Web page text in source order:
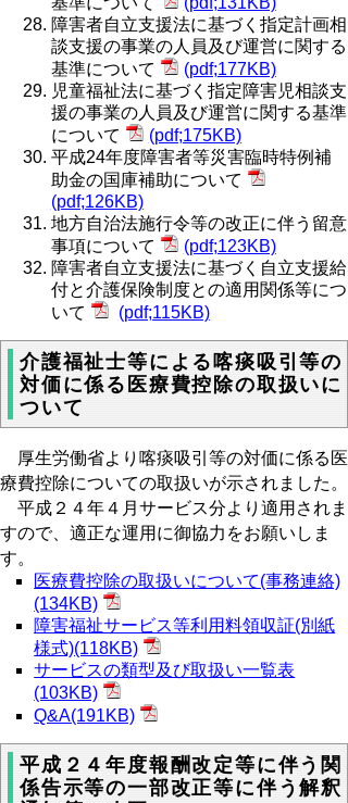
障害者自立支援法に基づく指定計画相
談支援の事業の人員及び運営に関する
基準について
(pdf;177KB)
児童福祉法に基づく指定障害児相談支
援の事業の人員及び運営に関する基準
について
(pdf;175KB)
平成24年度障害者等災害臨時特例補
助金の国庫補助について
(pdf;126KB)
地方自治法施行令等の改正に伴う留意
事項について
(pdf;123KB)
障害者自立支援法に基づく自立支援給
付と介護保険制度との適用関係等につ
いて
(pdf;115KB)
介護福祉士等による喀痰吸引等の
対価に係る医療費控除の取扱いに
ついて
厚生労働省より喀痰吸引等の対価に係る医
療費控除についての取扱いが示されました。
平成２４年４月サービス分より適用されま
すので、適正な運用に御協力をお願いしま
す。
医療費控除の取扱いについて(事務連絡)
(134KB)
障害福祉サービス等利用料領収証(別紙
様式)(118KB)
サービスの類型及び取扱い一覧表
(103KB)
Q&A(191KB)
平成２４年度報酬改定等に伴う関
係告示等の一部改正等に伴う解釈